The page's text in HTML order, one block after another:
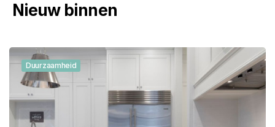
Nieuw binnen
Duurzaamheid